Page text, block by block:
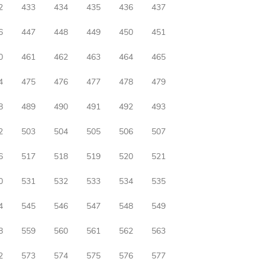
433 434 435 436 437
447 448 449 450 451
461 462 463 464 465
475 476 477 478 479
489 490 491 492 493
503 504 505 506 507
517 518 519 520 521
531 532 533 534 535
545 546 547 548 549
559 560 561 562 563
573 574 575 576 577